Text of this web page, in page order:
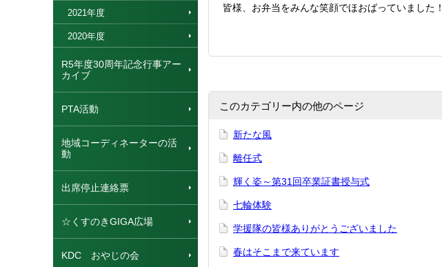
2021年度
2020年度
R5年度30周年記念行事アー
カイブ
PTA活動
地域コーディネーターの活
動
出席停止連絡票
☆くすのきGIGA広場
KDC おやじの会
皆様、お弁当をみんな笑顔でほおばっていました！
このカテゴリー内の他のページ
新たな風
離任式
輝く姿～第31回卒業証書授与式
七輪体験
学援隊の皆様ありがとうございました
春はそこまで来ています